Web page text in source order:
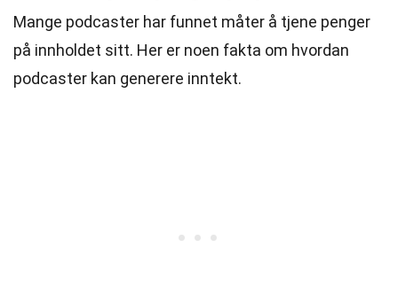
Mange podcaster har funnet måter å tjene penger
på innholdet sitt. Her er noen fakta om hvordan
podcaster kan generere inntekt.